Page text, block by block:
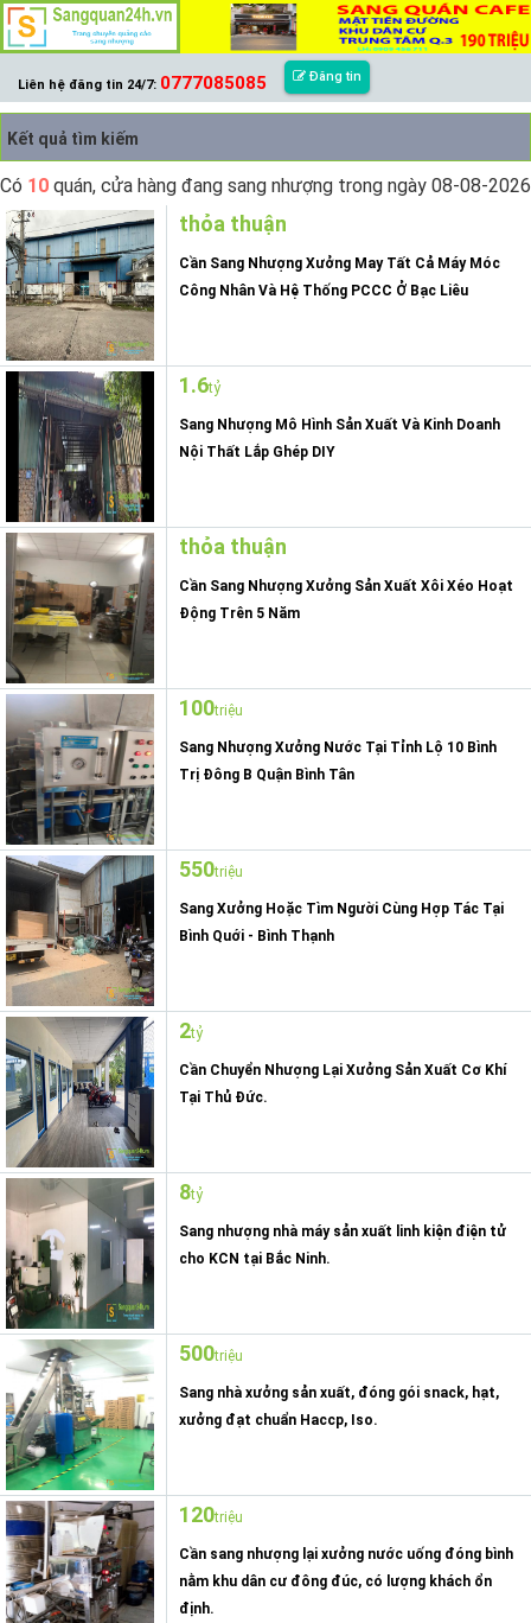
Liên hệ đăng tin 24/7: 0777085085 Đăng tin
Kết quả tìm kiếm
Có 10 quán, cửa hàng đang sang nhượng trong ngày 08-08-2026
thỏa thuận
Cần Sang Nhượng Xưởng May Tất Cả Máy Móc
Công Nhân Và Hệ Thống PCCC Ở Bạc Liêu
1.6tỷ
Sang Nhượng Mô Hình Sản Xuất Và Kinh Doanh
Nội Thất Lắp Ghép DIY
thỏa thuận
Cần Sang Nhượng Xưởng Sản Xuất Xôi Xéo Hoạt
Động Trên 5 Năm
100triệu
Sang Nhượng Xưởng Nước Tại Tỉnh Lộ 10 Bình
Trị Đông B Quận Bình Tân
550triệu
Sang Xưởng Hoặc Tìm Người Cùng Hợp Tác Tại
Bình Quới - Bình Thạnh
2tỷ
Cần Chuyển Nhượng Lại Xưởng Sản Xuất Cơ Khí
Tại Thủ Đức.
8tỷ
Sang nhượng nhà máy sản xuất linh kiện điện tử
cho KCN tại Bắc Ninh.
500triệu
Sang nhà xưởng sản xuất, đóng gói snack, hạt,
xưởng đạt chuẩn Haccp, Iso.
120triệu
Cần sang nhượng lại xưởng nước uống đóng bình
nằm khu dân cư đông đúc, có lượng khách ổn
định.